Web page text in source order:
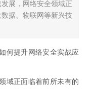
展，网络安全领域正
据、物联网等新兴技
何提升网络安全实战应
域正面临着前所未有的